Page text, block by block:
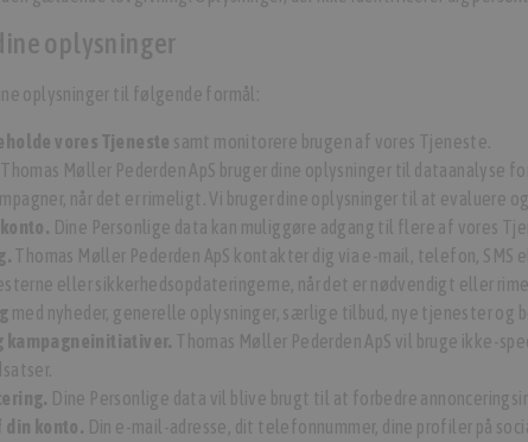
oplysninger
oplysninger til følgende formål:
vores Tjeneste samt monitorere brugen af vores Tjeneste.
Thomas Møller Pederden ApS bruger dine oplysninger til
når det er rimeligt. Vi bruger dine oplysninger til at evaluere
Dine Personlige data kan muliggøre adgang til flere af vores
Thomas Møller Pederden ApS kontakter dig via e-mail, telefon,
eller sikkerhedsopdateringerne, når det er nødvendigt eller
med nyheder, generelle oplysninger, særlige tilbud, nye tjenester og
kampagneinitiativer. Thomas Møller Pederden ApS vil bruge ikke-
Dine Personlige data vil blive brugt til at forbedre
din konto. Din e-mail-adresse, dit telefonnummer, dine profiler på